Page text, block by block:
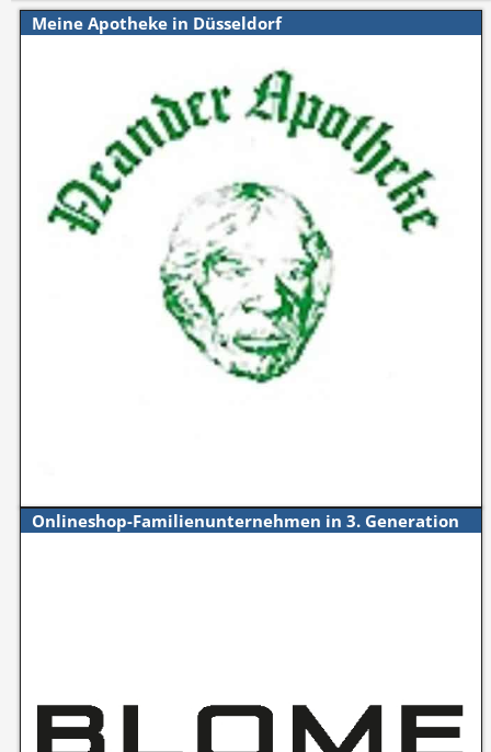
Meine Apotheke in Düsseldorf
Onlineshop-Familienunternehmen in 3. Generation